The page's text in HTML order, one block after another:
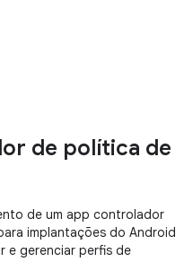
de política de
de um app controlador
implantações do Android
e gerenciar perfis de